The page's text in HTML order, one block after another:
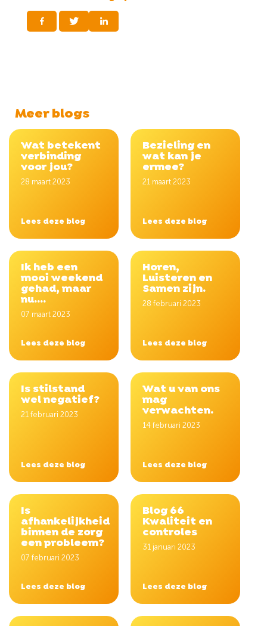
Meer blogs
Wat betekent
verbinding
voor jou?
28 maart 2023
Lees deze blog
Bezieling en
wat kan je
ermee?
21 maart 2023
Lees deze blog
Ik heb een
mooi weekend
gehad, maar
nu....
07 maart 2023
Lees deze blog
Horen,
Luisteren en
Samen zijn.
28 februari 2023
Lees deze blog
Is stilstand
wel negatief?
21 februari 2023
Lees deze blog
Wat u van ons
mag
verwachten.
14 februari 2023
Lees deze blog
Is
afhankelijkheid
binnen de zorg
een probleem?
07 februari 2023
Lees deze blog
Blog 66
Kwaliteit en
controles
31 januari 2023
Lees deze blog